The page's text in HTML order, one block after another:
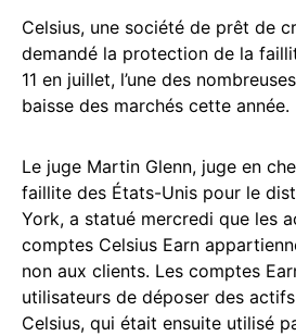
Celsius, une société de prêt de
demandé la protection de la
11 en juillet, l’une des
baisse des marchés cette année.
Le juge Martin Glenn, juge en
faillite des États-Unis pour le
York, a statué mercredi que les
comptes Celsius Earn
non aux clients. Les comptes
utilisateurs de déposer des
Celsius, qui était ensuite utilisé